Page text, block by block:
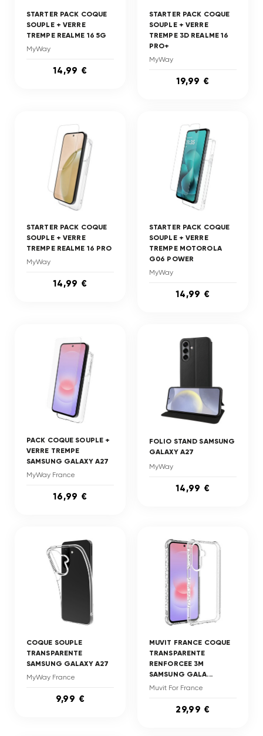
STARTER PACK COQUE
SOUPLE + VERRE
TREMPE REALME 16 5G
MyWay
14,99 €
STARTER PACK COQUE
SOUPLE + VERRE
TREMPE 3D REALME 16
PRO+
MyWay
19,99 €
STARTER PACK COQUE
SOUPLE + VERRE
TREMPE REALME 16 PRO
MyWay
14,99 €
STARTER PACK COQUE
SOUPLE + VERRE
TREMPE MOTOROLA
G06 POWER
MyWay
14,99 €
PACK COQUE SOUPLE +
VERRE TREMPE
SAMSUNG GALAXY A27
MyWay France
16,99 €
FOLIO STAND SAMSUNG
GALAXY A27
MyWay
14,99 €
COQUE SOUPLE
TRANSPARENTE
SAMSUNG GALAXY A27
MyWay France
9,99 €
MUVIT FRANCE COQUE
TRANSPARENTE
RENFORCEE 3M
SAMSUNG GALA...
Muvit For France
29,99 €